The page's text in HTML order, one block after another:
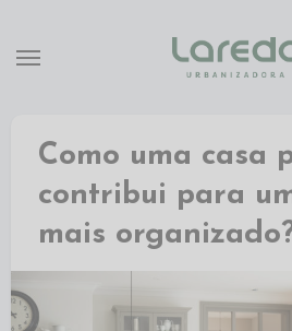
Como uma casa
contribui para
mais